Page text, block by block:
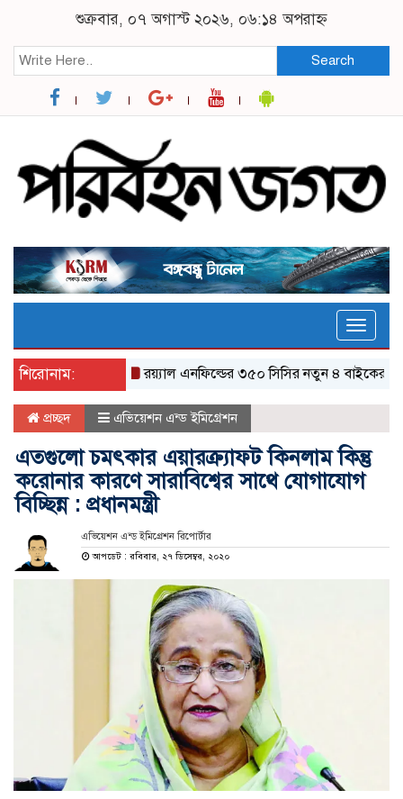
শুক্রবার, ০৭ অগাস্ট ২০২৬, ০৬:১৪ অপরাহ্ন
Search
Toggle
শিরোনাম:
র‌য়্যাল এনফিল্ডের ৩৫০ সিসির নতুন ৪ বাইকের যত ফিচার
প্রচ্ছদ এভিয়েশন এন্ড ইমিগ্রেশন
এতগুলো চমৎকার এয়ারক্র্যাফট কিনলাম কিন্তু
করোনার কারণে সারাবিশ্বের সাথে যোগাযোগ
বিচ্ছিন্ন : প্রধানমন্ত্রী
এভিয়েশন এন্ড ইমিগ্রেশন রিপোর্টার
আপডেট : রবিবার, ২৭ ডিসেম্বর, ২০২০